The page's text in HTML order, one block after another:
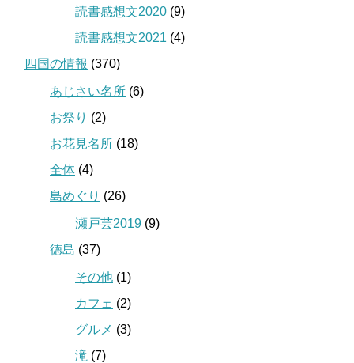
読書感想文2020 (9)
読書感想文2021 (4)
四国の情報 (370)
あじさい名所 (6)
お祭り (2)
お花見名所 (18)
全体 (4)
島めぐり (26)
瀬戸芸2019 (9)
徳島 (37)
その他 (1)
カフェ (2)
グルメ (3)
滝 (7)